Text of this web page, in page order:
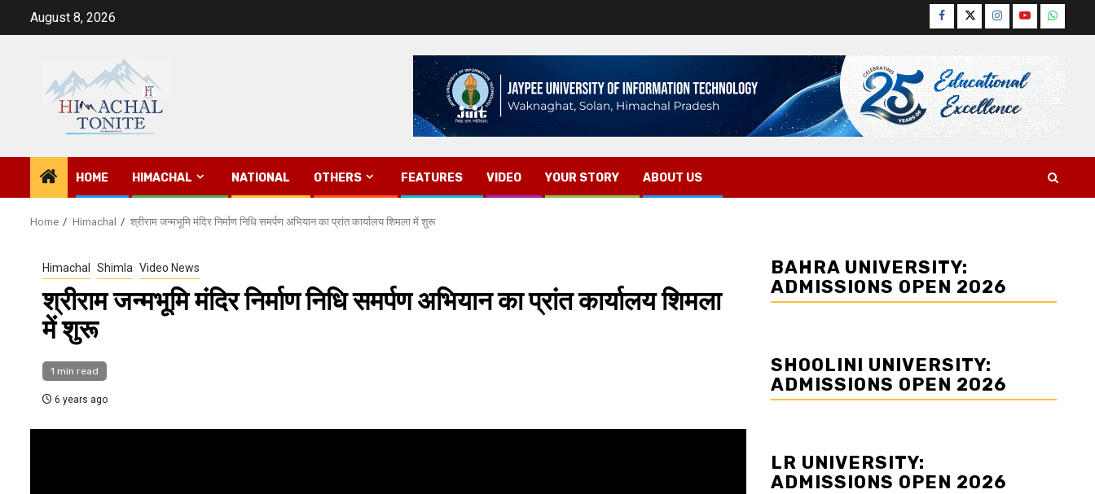
August 8, 2026 Facebook
TwitterInstagram
YouTube
HOME HIMACHAL NATIONAL OTHERS FEATURES VIDEO YOUR STORY ABOUT US
Home Himachal श्रीराम जन्मभूमि मंदिर निर्माण निधि समर्पण अभियान का प्रांत कार्यालय शिमला में शुरू
Himachal Shimla Video News
श्रीराम जन्मभूमि मंदिर निर्माण निधि समर्पण अभियान का प्रांत कार्यालय शिमला
में शुरू
1 min read
6 years ago
BAHRA UNIVERSITY:
ADMISSIONS OPEN 2026
SHOOLINI UNIVERSITY:
ADMISSIONS OPEN 2026
LR UNIVERSITY:
ADMISSIONS OPEN 2026